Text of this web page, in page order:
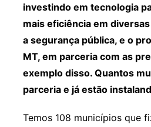
investindo em tecnologia
mais eficiência em
a segurança pública, e o
MT, em parceria com as
exemplo disso. Quantos
parceria e já estão
Temos 108 municípios que